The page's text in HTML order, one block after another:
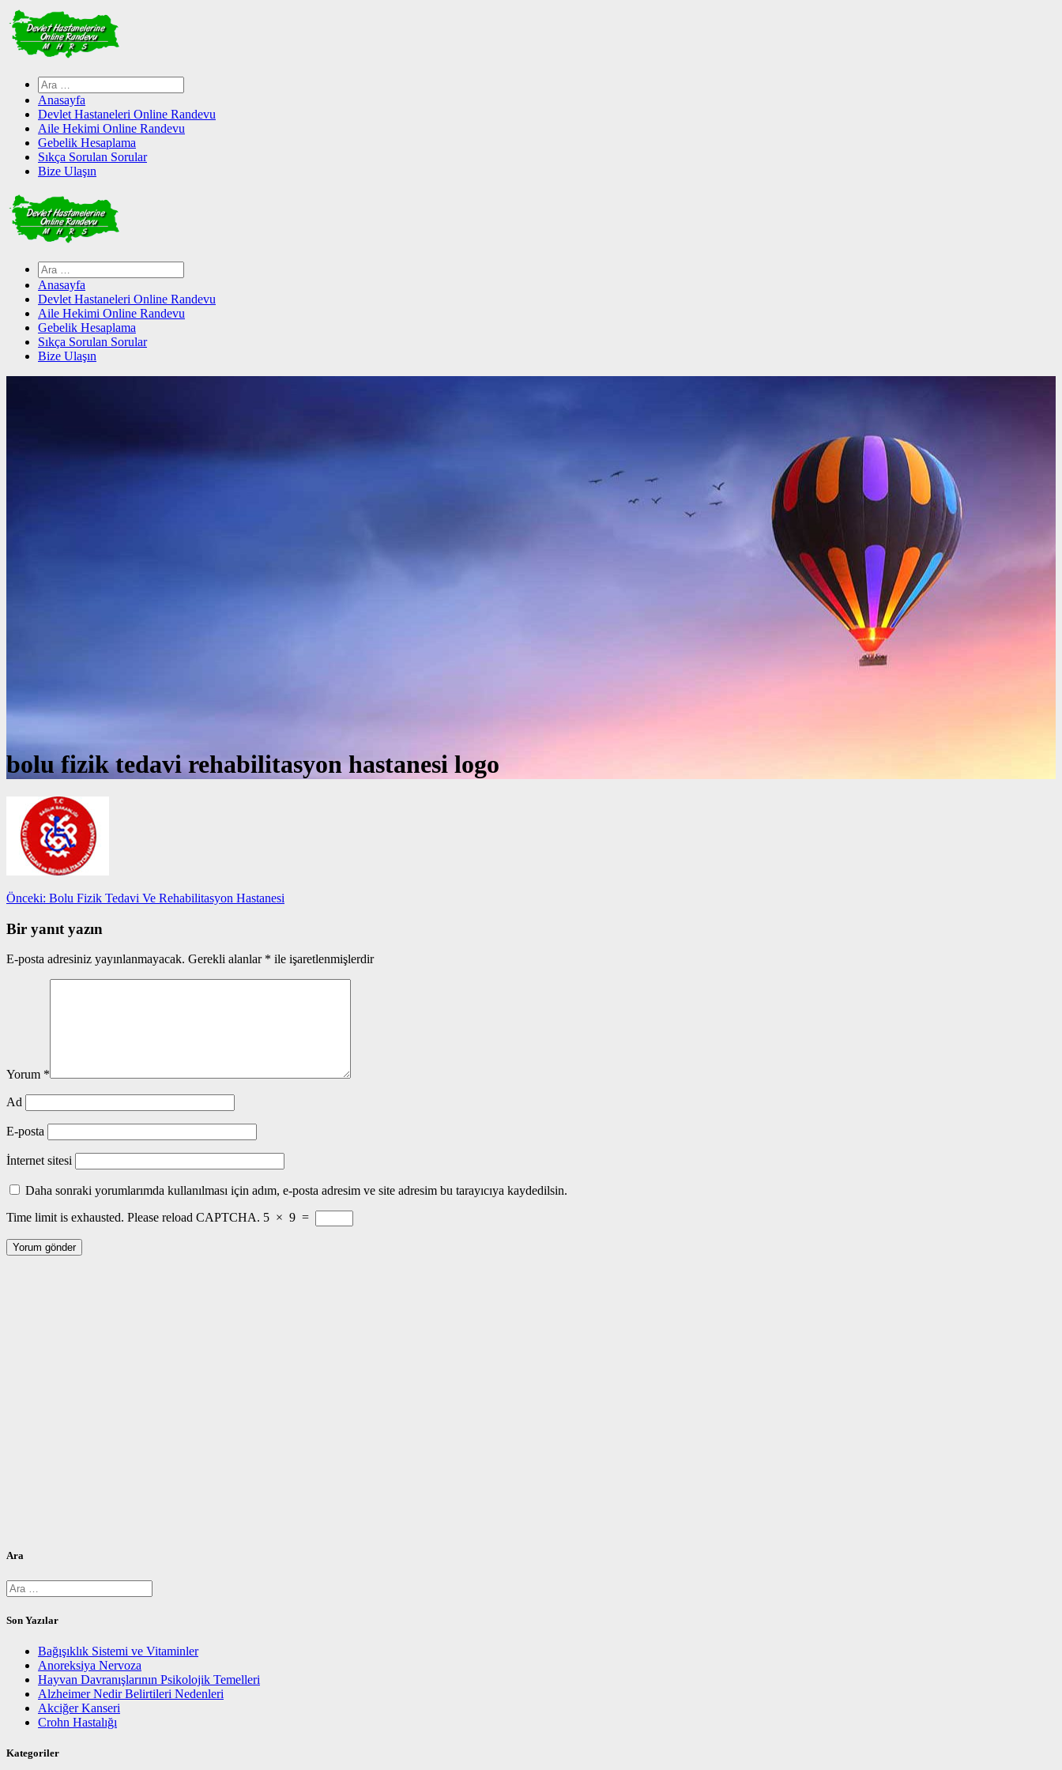
Skip
to
content
Arama:
Anasayfa
Devlet Hastaneleri Online Randevu
Aile Hekimi Online Randevu
Gebelik Hesaplama
Sıkça Sorulan Sorular
Bize Ulaşın
Arama:
Anasayfa
Devlet Hastaneleri Online Randevu
Aile Hekimi Online Randevu
Gebelik Hesaplama
Sıkça Sorulan Sorular
Bize Ulaşın
bolu fizik tedavi rehabilitasyon hastanesi logo
Yazı
gezinmesi
Önceki: Önceki
Bolu Fizik Tedavi Ve Rehabilitasyon Hastanesi
Bir yanıt yazın
E-posta adresiniz yayınlanmayacak. Gerekli alanlar * ile işaretlenmişlerdir
Yorum *
Ad
E-posta
İnternet sitesi
Daha sonraki yorumlarımda kullanılması için adım, e-posta adresim ve site adresim bu tarayıcıya kaydedilsin.
Time limit is exhausted. Please reload CAPTCHA. 5 × 9 =
Ara
Arama:
Son Yazılar
Bağışıklık Sistemi ve Vitaminler
Anoreksiya Nervoza
Hayvan Davranışlarının Psikolojik Temelleri
Alzheimer Nedir Belirtileri Nedenleri
Akciğer Kanseri
Crohn Hastalığı
Kategoriler